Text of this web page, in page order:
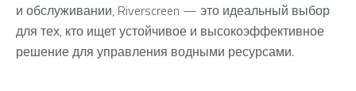
и обслуживании, Riverscreen — это идеальный выбор
для тех, кто ищет устойчивое и высокоэффективное
решение для управления водными ресурсами.